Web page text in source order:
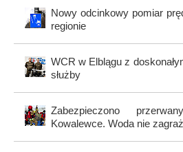
Nowy odcinkowy pomiar
regionie
WCR w Elblągu z
służby
Zabezpieczono
Kowalewce. Woda nie